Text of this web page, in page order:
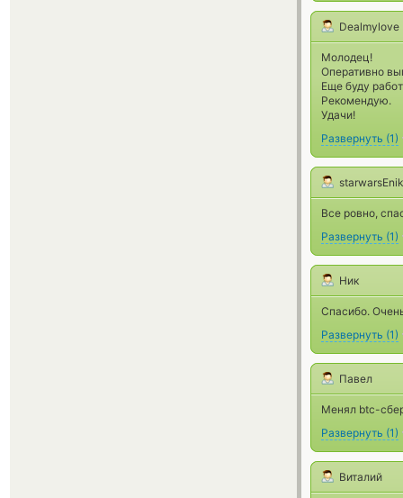
Dealmylove
Молодец!
Оперативно
Еще буду
Рекомендую.
Удачи!
Развернуть (1)
Все ровно,
Развернуть (1)
Ник
Спасибо.
Развернуть (1)
Павел
Менял btc-
Развернуть (1)
Виталий